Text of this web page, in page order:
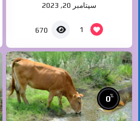
سپتامبر 20, 2023
1
670
0%